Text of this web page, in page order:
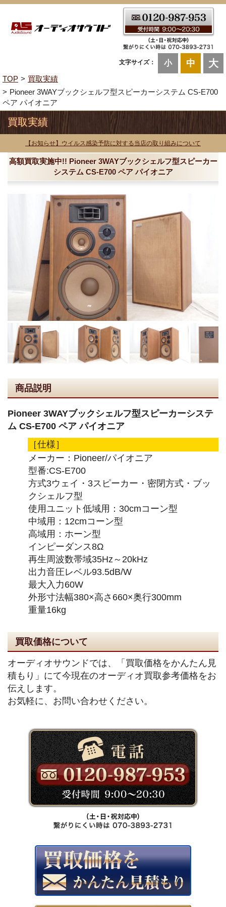
文字サイズ： 小 中 大
TOP
買取実績
Pioneer 3WAYブックシェルフ型スピーカーシステム CS-E700
ペア パイオニア
買取実績
【お知らせ】ウイルス感染予防に対する当店の取り組みについて
高額買取実施中!! Pioneer 3WAYブックシェルフ型スピーカー
システム CS-E700 ペア パイオニア
商品説明
Pioneer 3WAYブックシェルフ型スピーカーシステ
ム CS-E700 ペア パイオニア
［仕様］
メーカー：Pioneer/パイオニア
型番:CS-E700
方式3ウェイ・3スピーカー・密閉方式・ブッ
クシェルフ型
使用ユニット低域用：30cmコーン型
中域用：12cmコーン型
高域用：ホーン型
インピーダンス8Ω
再生周波数帯域35Hz～20kHz
出力音圧レベル93.5dB/W
最大入力60W
外形寸法幅380×高さ660×奥行300mm
重量16kg
買取価格について
オーディオサウンドでは、「買取価格をかんたん見
積もり」にて今現在のオーディオ買取参考価格をお
伝えします。
お気軽に、お問い合わせください。